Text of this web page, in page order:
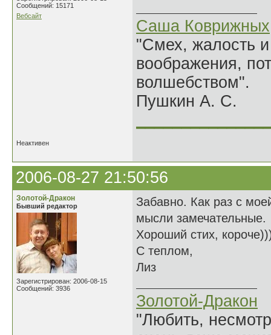
Сообщений: 15171
Вебсайт
Саша Коврижных
"Смех, жалость
воображения,
волшебством".
Пушкин А. С.
Неактивен
2006-08-27 21:50:56
Золотой-Дракон
Бывший редактор
Зарегистрирован: 2006-08-15
Сообщений: 3936
Забавно. Как раз с
мысли замечательные.
Хороший стих,
С теплом,
Лиз
Золотой-Дракон
"Любить,